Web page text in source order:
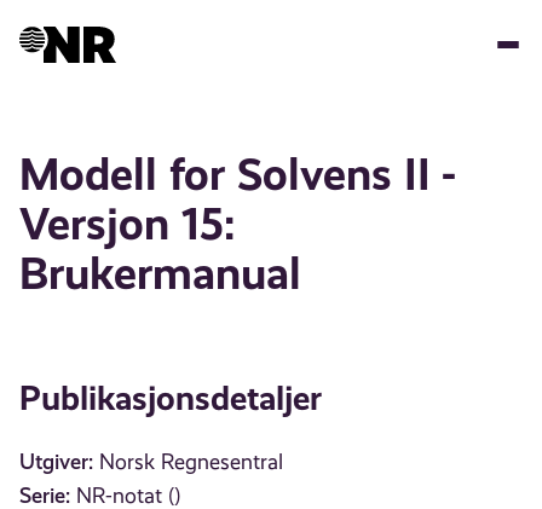
Modell for Solvens II -
Versjon 15:
Brukermanual
Publikasjonsdetaljer
Utgiver: Norsk Regnesentral
Serie: NR-notat ()